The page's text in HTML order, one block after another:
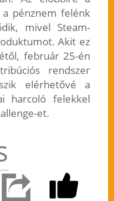
pénznem felénk
mivel Steam-
Akit ez
február 25-én
rendszer
elérhetővé a
harcoló felekkel
et.